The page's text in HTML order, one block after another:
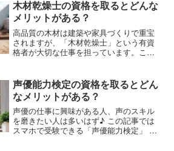
木材乾燥士の資格を取るとどんな
メリットがある？
高品質の木材は建築や家具づくりで重宝
されますが、「木材乾燥士」という有資
格者が大切な仕事を担っています。この
て解説します。
声優能力検定の資格を取るとどん
なメリットがある？
声優の仕事に興味がある人、声のスキル
を磨きたい人は多いはず♪ この記事では
スマホで受験できる「声優能力検定」 に